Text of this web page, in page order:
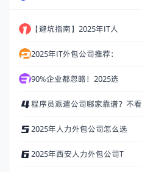
【避坑指南】2025年IT人
2025年IT外包公司推荐：
90%企业都忽略！2025选
程序员派遣公司哪家靠谱？不看
2025年人力外包公司怎么选
2025年西安人力外包公司T